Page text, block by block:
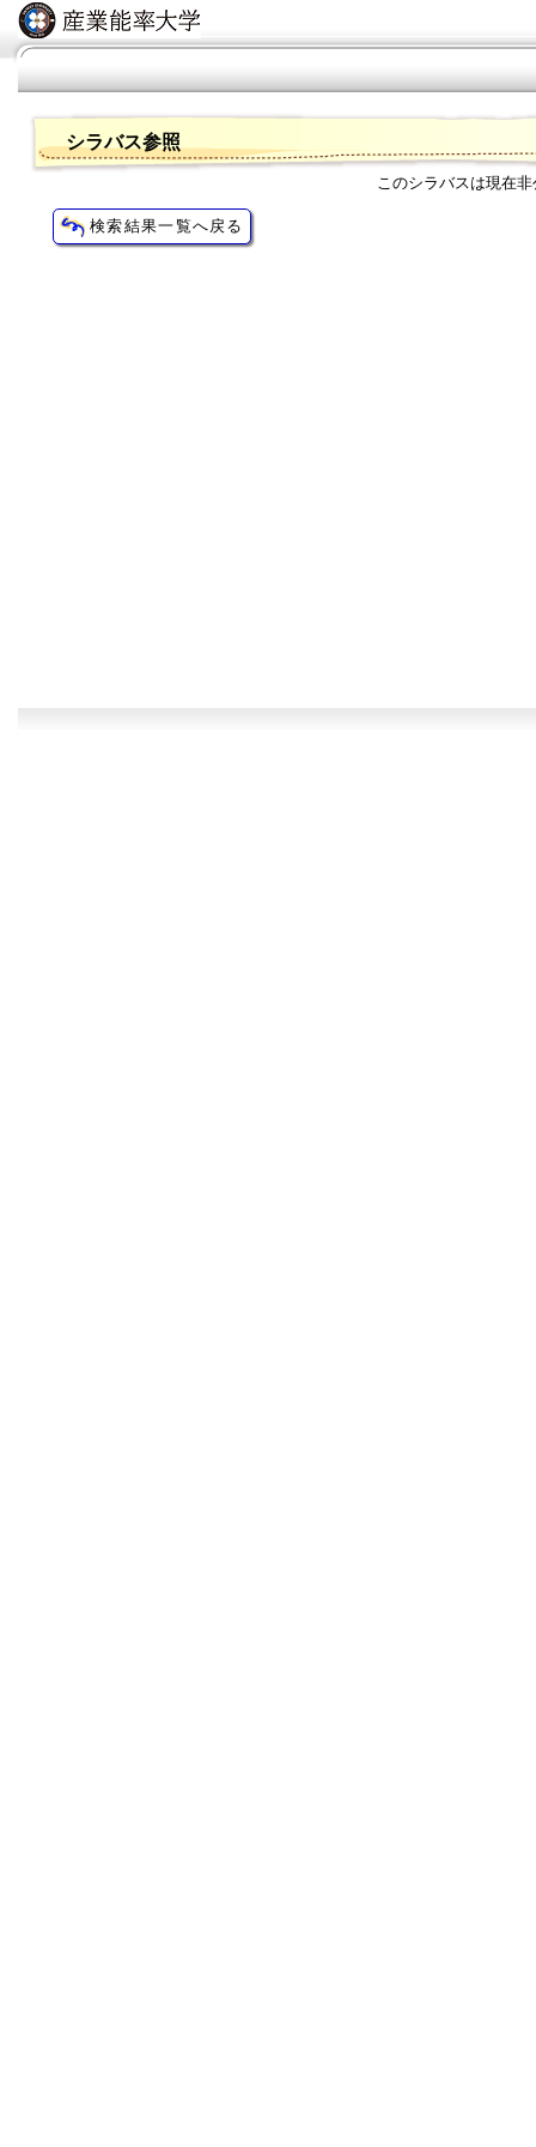
シラバス参照
このシラバスは現在